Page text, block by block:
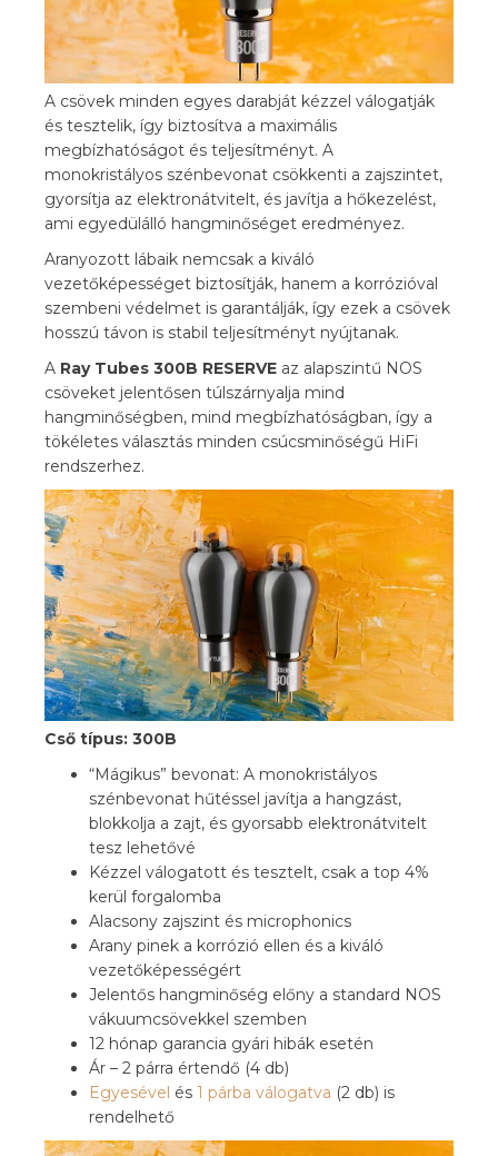
A csövek minden egyes darabját kézzel válogatják
és tesztelik, így biztosítva a maximális
megbízhatóságot és teljesítményt. A
monokristályos szénbevonat csökkenti a zajszintet,
gyorsítja az elektronátvitelt, és javítja a hőkezelést,
ami egyedülálló hangminőséget eredményez.
Aranyozott lábaik nemcsak a kiváló
vezetőképességet biztosítják, hanem a korrózióval
szembeni védelmet is garantálják, így ezek a csövek
hosszú távon is stabil teljesítményt nyújtanak.
A Ray Tubes 300B RESERVE az alapszintű NOS
csöveket jelentősen túlszárnyalja mind
hangminőségben, mind megbízhatóságban, így a
tökéletes választás minden csúcsminőségű HiFi
rendszerhez.
Cső típus: 300B
“Mágikus” bevonat: A monokristályos
szénbevonat hűtéssel javítja a hangzást,
blokkolja a zajt, és gyorsabb elektronátvitelt
tesz lehetővé
Kézzel válogatott és tesztelt, csak a top 4%
kerül forgalomba
Alacsony zajszint és microphonics
Arany pinek a korrózió ellen és a kiváló
vezetőképességért
Jelentős hangminőség előny a standard NOS
vákuumcsövekkel szemben
12 hónap garancia gyári hibák esetén
Ár – 2 párra értendő (4 db)
Egyesével és 1 párba válogatva (2 db) is
rendelhető